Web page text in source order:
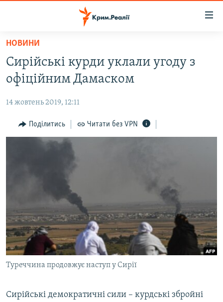
Перейти
основного
матеріалу
Перейти
до
навігації
Перейти
ВОДА.КРИМ
ВІДЕО ТА ФОТО
ПОЛІТИКА
БЛОГИ
ВСЕ ЗА ДЕНЬ
СПЕЦПРОЕКТИ
ДЕПОРТАЦІЯ
ВІДЕОУРОКИ «ELIFBE»
СВІДЧЕННЯ ОКУПАЦІЇ
УКРАЇНСЬКА ПРОБЛЕМА КРИМУ
ЯК ОБІЙТИ БЛОКУВАННЯ
Русский
Qırımtatar
НОВИНИ
Сирійські курди уклали угоду з
офіційним Дамаском
14 жовтень 2019, 12:11
Поділитись Читати без VPN
Туреччина продовжує наступ у Сирії
Сирійські демократичні сили – курдські збройні